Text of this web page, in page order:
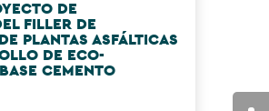
DE
FILLER DE
PLANTAS ASFÁLTICAS
DE ECO-
CEMENTO